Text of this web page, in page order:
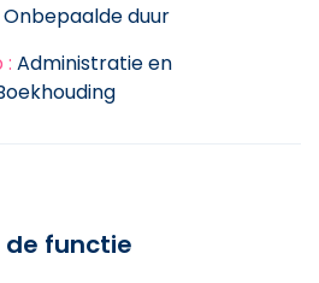
Onbepaalde duur
: Administratie en
de functie